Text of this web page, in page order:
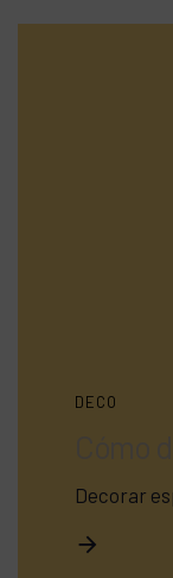
DECO
Decorar